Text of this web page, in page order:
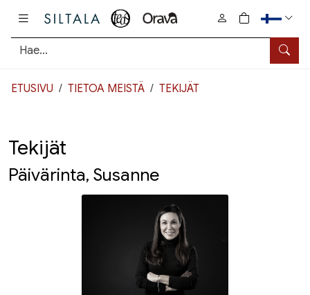
Hae
0
tuotetta
ETUSIVU TIETOA MEISTÄ TEKIJÄT
Tekijät
Päivärinta, Susanne